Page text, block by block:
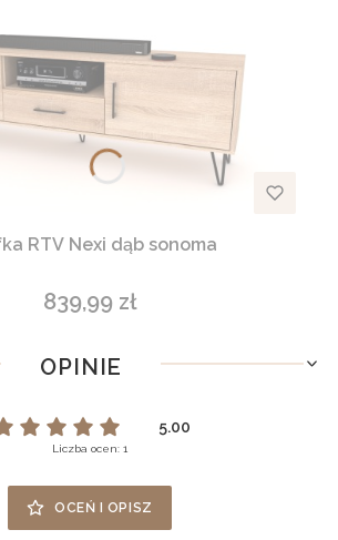
RTV Nexi dąb sonoma
Cena
839,99 zł
OPINIE
5.00
Liczba ocen: 1
OCEŃ I OPISZ